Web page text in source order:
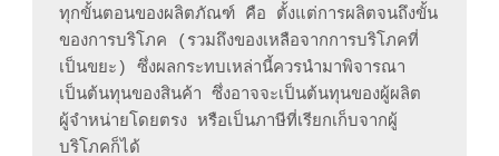
ทุกขั้นตอนของผลิตภัณฑ์ คือ ตั้งแต่การผลิตจนถึงขั้น
ของการบริโภค (รวมถึงของเหลือจากการบริโภคที่
เป็นขยะ) ซึ่งผลกระทบเหล่านี้ควรนำมาพิจารณา
เป็นต้นทุนของสินค้า ซึ่งอาจจะเป็นต้นทุนของผู้ผลิต
ผู้จำหน่ายโดยตรง หรือเป็นภาษีที่เรียกเก็บจากผู้
บริโภคก็ได้